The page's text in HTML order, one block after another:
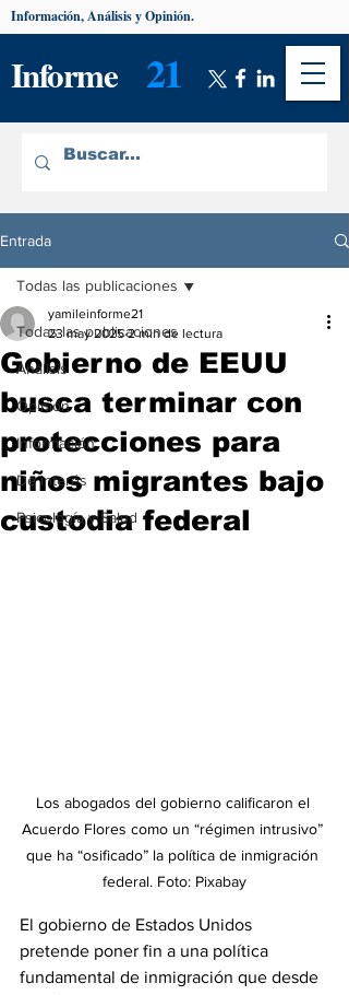
Informe 21
Información, Análisis y Opinión.
Entrada
Todas las publicaciones
Análisis
Opinión
Información
De interés
Psicología y Salud
Todas las publicaciones
Gobierno de EEUU
busca terminar con
protecciones para
niños migrantes bajo
custodia federal
yamileinforme21
23 may 2025 2 min de lectura
Los abogados del gobierno calificaron el
Acuerdo Flores como un “régimen intrusivo”
que ha “osificado” la política de inmigración
federal. Foto: Pixabay
El gobierno de Estados Unidos
pretende poner fin a una política
fundamental de inmigración que desde